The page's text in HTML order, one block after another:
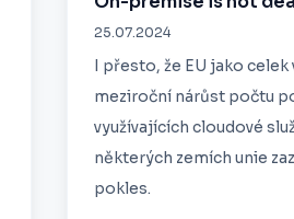
25.07.2024
I přesto, že EU jako celek
meziroční nárůst počtu
využívajících cloudové
některých zemích unie
pokles.